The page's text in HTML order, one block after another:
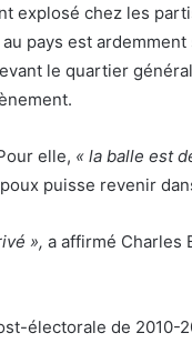
explosé chez les
pays est
le quartier
elle, « la balle est
puisse revenir
», a affirmé Charles
électorale de 2010-